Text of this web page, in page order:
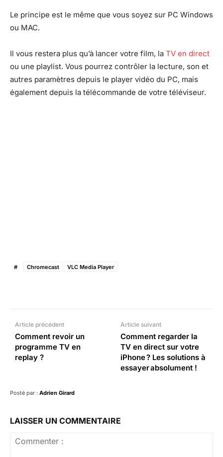
Le principe est le même que vous soyez sur PC Windows
ou MAC.
Il vous restera plus qu’à lancer votre film, la TV en direct
ou une playlist. Vous pourrez contrôler la lecture, son et
autres paramètres depuis le player vidéo du PC, mais
également depuis la télécommande de votre téléviseur.
# Chromecast VLC Media Player
Article précédent
Comment revoir un
programme TV en
replay ?
Article suivant
Comment regarder la
TV en direct sur votre
iPhone ? Les solutions à
essayer absolument !
Posté par : Adrien Girard
LAISSER UN COMMENTAIRE